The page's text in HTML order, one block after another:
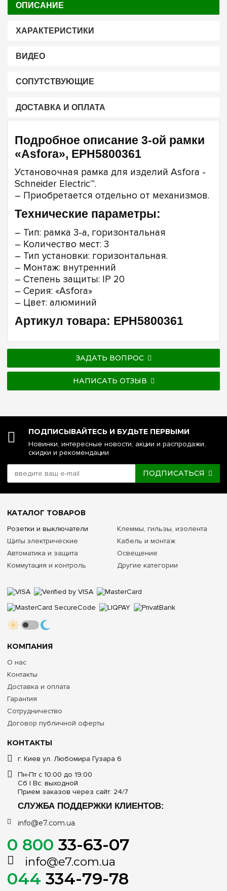
ОПИСАНИЕ
ХАРАКТЕРИСТИКИ
ВИДЕО
СОПУТСТВУЮЩИЕ
ДОСТАВКА И ОПЛАТА
Подробное описание 3-ой рамки
«Asfora», EPH5800361
Установочная рамка для изделий Asfora -
Schneider Electric™.
– Приобретается отдельно от механизмов.
Технические параметры:
– Тип: рамка 3-а, горизонтальная
– Количество мест: 3
– Тип установки: горизонтальная.
– Монтаж: внутренний
– Степень защиты: IP 20
– Серия: «Asfora»
– Цвет: алюминий
Артикул товара: EPH5800361
ЗАДАТЬ ВОПРОС
НАПИСАТЬ ОТЗЫВ
ПОДПИСЫВАЙТЕСЬ И БУДЬТЕ ПЕРВЫМИ
Новинки, интересные новости, акции и распродажи,
скидки и рекомендации
ПОДПИСАТЬСЯ
КОНТАКТЫ
г. Киев ул. Любомира Гузара 6
Пн-Пт с 10:00 до 19:00
Сб | Вс: выходной
Прием заказов через сайт: 24/7
СЛУЖБА ПОДДЕРЖКИ КЛИЕНТОВ:
info@e7.com.ua
0 800 33-63-07
info@e7.com.ua
044 334-79-78
КОМПАНИЯ
О нас
Контакты
Доставка и оплата
Гарантия
Сотрудничество
Договор публичной оферты
КАТАЛОГ ТОВАРОВ
Розетки и выключатели
Щиты электрические
Автоматика и защита
Коммутация и контроль
Клеммы, гильзы, изолента
Кабель и монтаж
Освещение
Другие категории